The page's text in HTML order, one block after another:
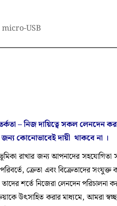
USB
– নিজ দায়িত্বে সকল লেনদেন
জন্য কোনোভাবেইদায়ী থাকবে না ।
রাখার জন্য আপনাদের সহযোগিতা
ক্রেতা এবং বিক্রেতাদের সংযুক্ত
শর্তে নিজেরা লেনদেন পরিচালনা
উৎসাহিত করার মাধ্যমে, আমরা